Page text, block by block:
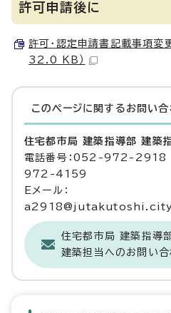
許可申請後に
許可・認定申請書記載事項
32.0 KB）
このページに関する お問い合
住宅都市局 建築指導部 建築
電話番号：052-972-2918
972-4159
Eメール：
住宅都市局 建築指導
建築担当へのお問い合